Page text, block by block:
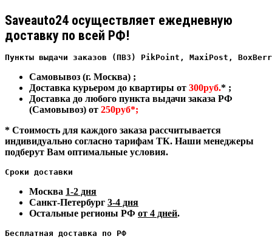
Saveauto24 осуществляет ежедневную
доставку по всей РФ!
Пункты выдачи заказов (ПВЗ) PikPoint, MaxiPost,
Самовывоз (г. Москва) ;
Доставка курьером до квартиры от 300руб.* ;
Доставка до любого пункта выдачи заказа РФ
(Самовывоз) от 250руб*;
* Стоимость для каждого заказа рассчитывается
индивидуально согласно тарифам ТК. Наши менеджеры
подберут Вам оптимальные условия.
Сроки доставки
Москва 1-2 дня
Санкт-Петербург 3-4 дня
Остальные регионы РФ от 4 дней.
Бесплатная доставка по РФ